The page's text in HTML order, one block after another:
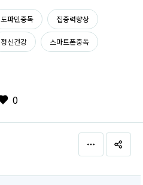
도파민중독 집중력향상
정신건강 스마트폰중독
0